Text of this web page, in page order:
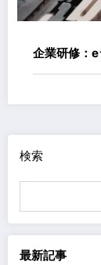
企業研修：
検索
最新記事